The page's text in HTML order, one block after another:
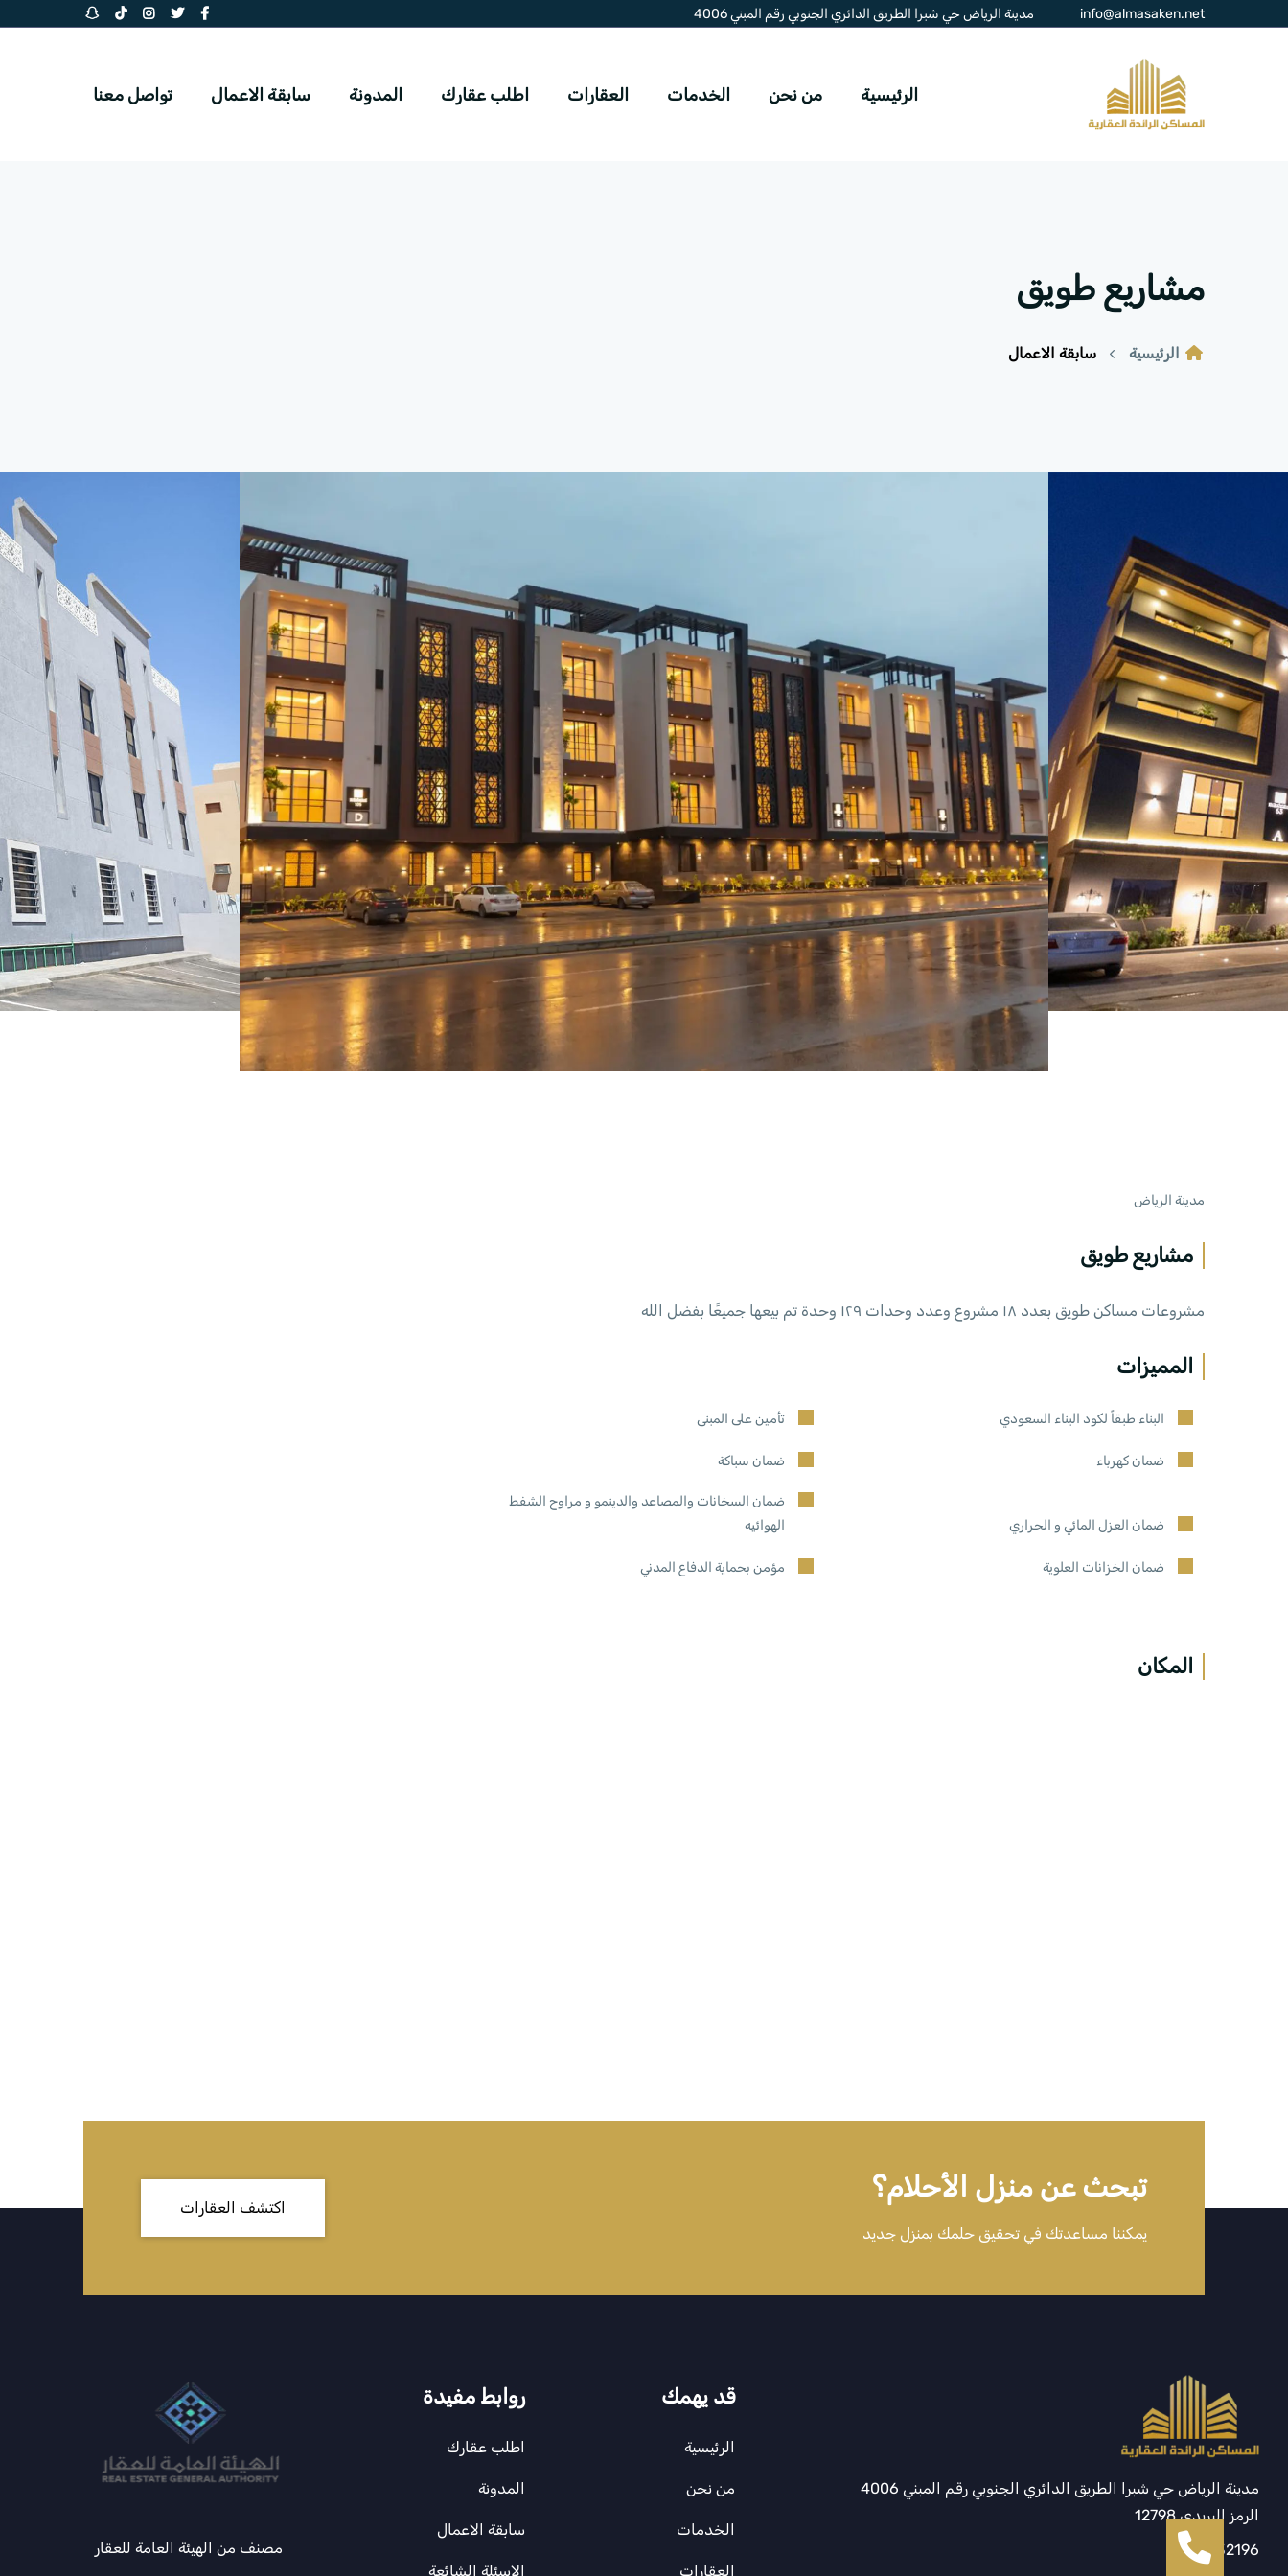
info@almasaken.net مدينة الرياض حي شبرا الطريق الدائري الجنوبي رقم المبني 4006
الرئيسية من نحن الخدمات العقارات اطلب عقارك المدونة سابقة الاعمال تواصل معنا
مشاريع طويق
الرئيسية سابقة الاعمال
مدينة الرياض
مشاريع طويق
مشروعات مساكن طويق بعدد ١٨ مشروع وعدد وحدات ١٢٩ وحدة تم بيعها جميعًا بفضل الله
المميزات
البناء طبقاً لكود البناء السعودي تأمين على المبنى
ضمان كهرباء ضمان سباكة
ضمان العزل المائي و الحراري
ضمان السخانات والمصاعد والدينمو و مراوح الشفط
الهوائيه
ضمان الخزانات العلوية مؤمن بحماية الدفاع المدني
المكان
تبحث عن منزل الأحلام؟
يمكننا مساعدتك في تحقيق حلمك بمنزل جديد
اكتشف العقارات
مدينة الرياض حي شبرا الطريق الدائري الجنوبي رقم المبني 4006
الرمز البريدي 12798
920032196
قد يهمك
الرئيسية
من نحن
الخدمات
العقارات
روابط مفيدة
اطلب عقارك
المدونة
سابقة الاعمال
الاسئلة الشائعة
مصنف من الهيئة العامة للعقار